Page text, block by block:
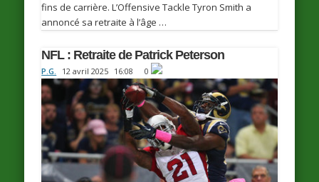
fins de carrière. L’Offensive Tackle Tyron Smith a
annoncé sa retraite à l’âge …
NFL : Retraite de Patrick Peterson
P.G. 12 avril 2025 16:08 0